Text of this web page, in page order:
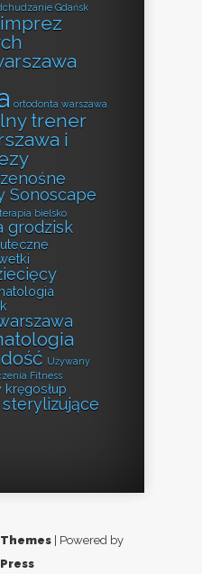
Gdańsk
ortodonta warszawa
trener
i
Sonoscape
bielsko
grodzisk
Używany
Fitness
| Powered by